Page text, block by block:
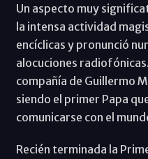
Un aspecto muy
la intensa actividad
encíclicas y pronunció
alocuciones
compañía de Guillermo
siendo el primer Papa
comunicarse con el
Recién terminada la